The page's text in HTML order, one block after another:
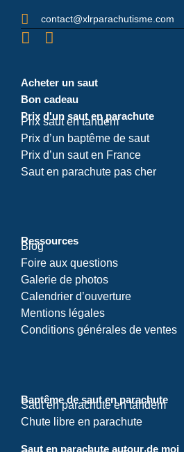
contact@xlrparachutisme.com
Acheter un saut
Bon cadeau
Prix d'un saut en parachute
Prix saut en tandem
Prix d’un baptême de saut
Prix d’un saut en France
Saut en parachute pas cher
Ressources
Blog
Foire aux questions
Galerie de photos
Calendrier d’ouverture
Mentions légales
Conditions générales de ventes
Baptême de saut en parachute
Saut en parachute en tandem
Chute libre en parachute
Saut en parachute autour de moi